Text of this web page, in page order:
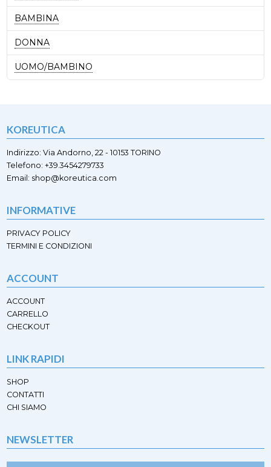
BAMBINA
DONNA
UOMO/BAMBINO
KOREUTICA
Indirizzo: Via Andorno, 22 - 10153 TORINO
Telefono: +39.3454279733
Email: shop@koreutica.com
INFORMATIVE
PRIVACY POLICY
TERMINI E CONDIZIONI
ACCOUNT
ACCOUNT
CARRELLO
CHECKOUT
LINK RAPIDI
SHOP
CONTATTI
CHI SIAMO
NEWSLETTER